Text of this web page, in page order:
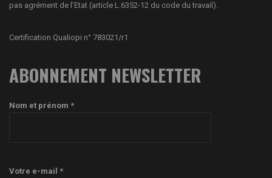
pas agrément de l’Etat (article L.6352-12 du code du travail).
Certification Qualiopi n° 783021/r1
ABONNEMENT NEWSLETTER
Nom et prénom *
Votre e-mail *